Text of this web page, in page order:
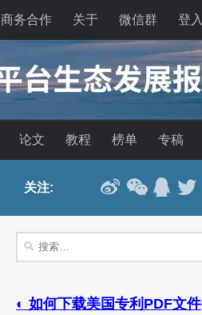
商务合作 关于 微信群 登入
论文 教程 榜单 专稿
关注:
搜
索：
◐ 如何下载美国专利PDF文件